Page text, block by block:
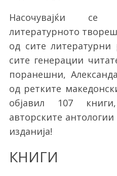
Насочувајќи се
литературното
од сите
сите генерации
поранешни,
од ретките
објавил 107
авторските
изданија!
КНИГИ